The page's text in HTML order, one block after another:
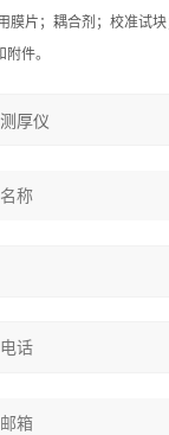
膜片；耦合剂；校准试
件。